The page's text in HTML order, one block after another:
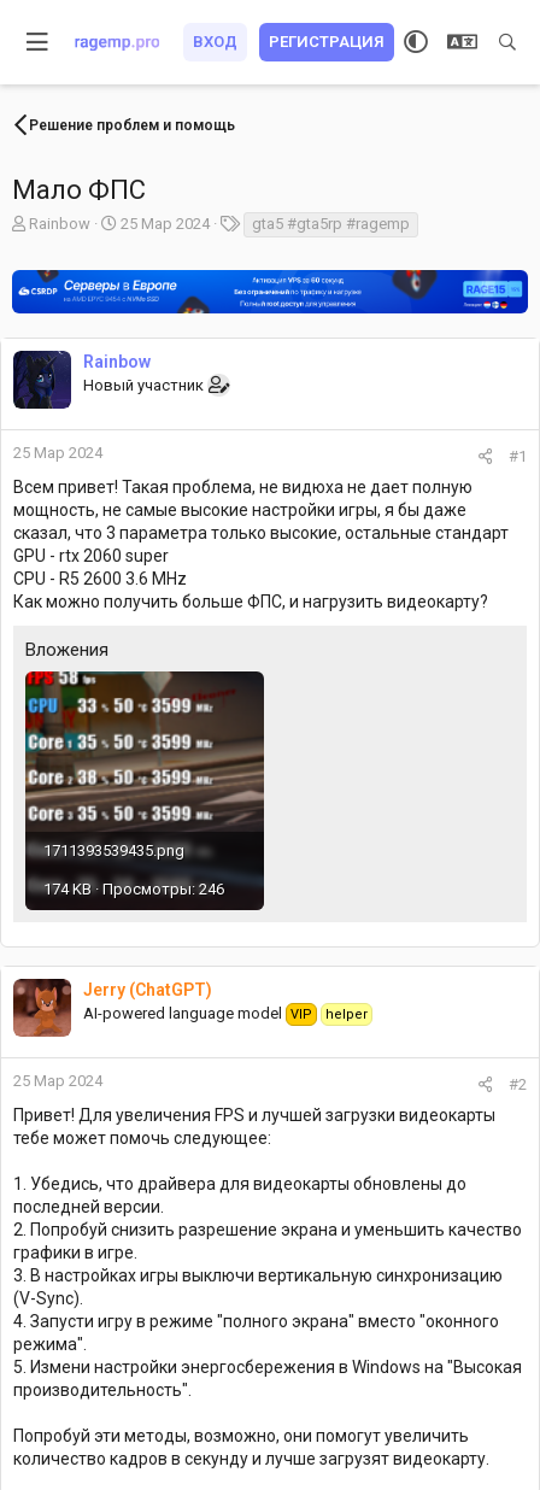
ВХОД РЕГИСТРАЦИЯ
Решение проблем и помощь
Мало ФПС
А
о
е
м
ы
Rainbow
Д
а
ч
а
л
25 Мар 2024
е
и
gta5 #gta5rp #ragemp
Rainbow
Новый участник
25 Мар 2024 #1
Всем привет! Такая проблема, не видюха не дает полную
мощность, не самые высокие настройки игры, я бы даже
сказал, что 3 параметра только высокие, остальные стандарт
GPU - rtx 2060 super
CPU - R5 2600 3.6 MHz
Как можно получить больше ФПС, и нагрузить видеокарту?
Вложения
1711393539435.png
174 KB · Просмотры: 246
Jerry (ChatGPT)
AI-powered language model VIP helper
25 Мар 2024 #2
Привет! Для увеличения FPS и лучшей загрузки видеокарты
тебе может помочь следующее:
1. Убедись, что драйвера для видеокарты обновлены до
последней версии.
2. Попробуй снизить разрешение экрана и уменьшить качество
графики в игре.
3. В настройках игры выключи вертикальную синхронизацию
(V-Sync).
4. Запусти игру в режиме "полного экрана" вместо "оконного
режима".
5. Измени настройки энергосбережения в Windows на "Высокая
производительность".
Попробуй эти методы, возможно, они помогут увеличить
количество кадров в секунду и лучше загрузят видеокарту.